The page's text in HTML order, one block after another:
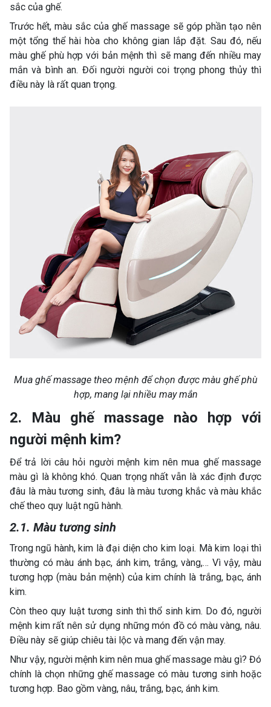
sắc của ghế.
Trước hết, màu sắc của ghế massage sẽ góp phần tạo nên
một tổng thể hài hòa cho không gian lắp đặt. Sau đó, nếu
màu ghế phù hợp với bản mệnh thì sẽ mang đến nhiều may
mắn và bình an. Đối người người coi trọng phong thủy thì
điều này là rất quan trọng.
Mua ghế massage theo mệnh để chọn được màu ghế phù
hợp, mang lại nhiều may mắn
2. Màu ghế massage nào hợp với
người mệnh kim?
Để trả lời câu hỏi người mệnh kim nên mua ghế massage
màu gì là không khó. Quan trọng nhất vẫn là xác định được
đâu là màu tương sinh, đâu là màu tương khắc và màu khắc
chế theo quy luật ngũ hành.
2.1. Màu tương sinh
Trong ngũ hành, kim là đại diện cho kim loại. Mà kim loại thì
thường có màu ánh bạc, ánh kim, trắng, vàng,… Vì vậy, màu
tương hợp (màu bản mệnh) của kim chính là trắng, bạc, ánh
kim.
Còn theo quy luật tương sinh thì thổ sinh kim. Do đó, người
mệnh kim rất nên sử dụng những món đồ có màu vàng, nâu.
Điều này sẽ giúp chiêu tài lộc và mang đến vận may.
Như vậy, người mệnh kim nên mua ghế massage màu gì? Đó
chính là chọn những ghế massage có màu tương sinh hoặc
tương hợp. Bao gồm vàng, nâu, trắng, bạc, ánh kim.